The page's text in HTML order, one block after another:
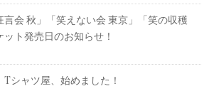
言会 秋」「笑えない会 東京」「笑の収穫
ット発売日のお知らせ！
Tシャツ屋、始めました！